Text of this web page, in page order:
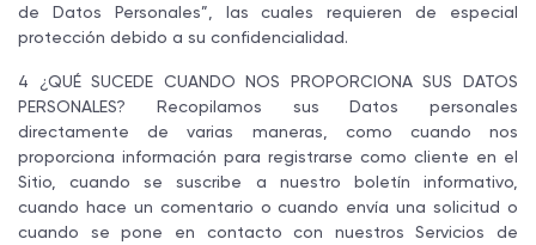
de Datos Personales”, las cuales requieren de especial
protección debido a su confidencialidad.
4 ¿QUÉ SUCEDE CUANDO NOS PROPORCIONA SUS DATOS
PERSONALES? Recopilamos sus Datos personales
directamente de varias maneras, como cuando nos
proporciona información para registrarse como cliente en el
Sitio, cuando se suscribe a nuestro boletín informativo,
cuando hace un comentario o cuando envía una solicitud o
cuando se pone en contacto con nuestros Servicios de